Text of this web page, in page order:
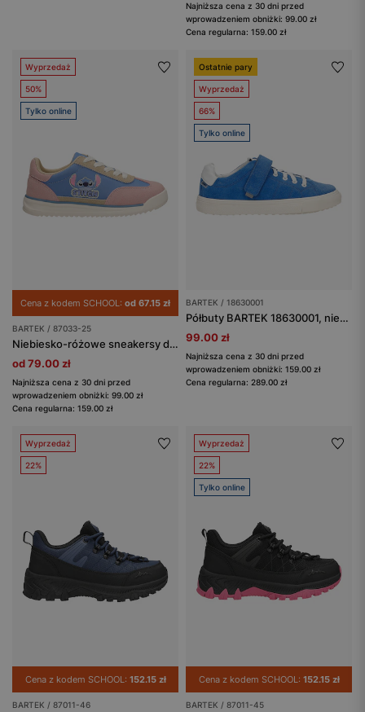
Najniższa cena z 30 dni przed
wprowadzeniem obniżki: 99.00 zł
Cena regularna: 159.00 zł
Wyprzedaż
50%
Tylko online
Cena z kodem SCHOOL: od 67.15 zł
BARTEK / 87033-25
Niebiesko-różowe sneakersy dziecięce Stitch BARTEK 87033-25
od 79.00 zł
Najniższa cena z 30 dni przed
wprowadzeniem obniżki: 99.00 zł
Cena regularna: 159.00 zł
Ostatnie pary
Wyprzedaż
66%
Tylko online
BARTEK / 18630001
Półbuty BARTEK 18630001, niebieski
99.00 zł
Najniższa cena z 30 dni przed
wprowadzeniem obniżki: 159.00 zł
Cena regularna: 289.00 zł
Wyprzedaż
22%
Cena z kodem SCHOOL: 152.15 zł
BARTEK / 87011-46
Wyprzedaż
22%
Tylko online
Cena z kodem SCHOOL: 152.15 zł
BARTEK / 87011-45